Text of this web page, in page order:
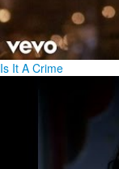
Is It A Crime